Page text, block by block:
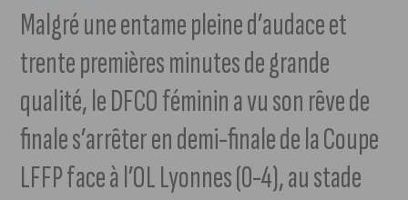
Malgré une entame pleine d’audace et
trente premières minutes de grande
qualité, le DFCO féminin a vu son rêve de
finale s’arrêter en demi-finale de la Coupe
LFFP face à l’OL Lyonnes (0-4), au stade